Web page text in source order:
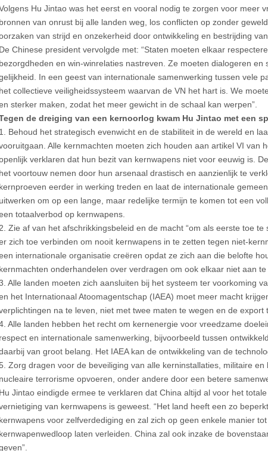
Hu Jintao was het eerst en vooral nodig te zorgen voor meer
bronnen van onrust bij alle landen weg, los conflicten op zonder
van strijd en onzekerheid door ontwikkeling en bestrijding
De Chinese president vervolgde met: “Staten moeten elkaar
bezorgdheden en win-winrelaties nastreven. Ze moeten dialogeren en
In een geest van internationale samenwerking tussen vele
het collectieve veiligheidssysteem waarvan de VN het hart is. We
sterker maken, zodat het meer gewicht in de schaal kan werpen”.
de dreiging van een kernoorlog kwam Hu Jintao met een
1. Behoud het strategisch evenwicht en de stabiliteit in de wereld en
Alle kernmachten moeten zich houden aan artikel VI van
verklaren dat hun bezit van kernwapens niet voor eeuwig is.
het voortouw nemen door hun arsenaal drastisch en aanzienlijk te
kernproeven eerder in werking treden en laat de internationale
uitwerken om op een lange, maar redelijke termijn te komen tot een
totaalverbod op kernwapens.
2. Zie af van het afschrikkingsbeleid en de macht “om als eerste toe te
zich toe verbinden om nooit kernwapens in te zetten tegen niet-
internationale organisatie creëren opdat ze zich aan die belofte
kernmachten onderhandelen over verdragen om ook elkaar niet aan te
Alle landen moeten zich aansluiten bij het systeem ter voorkoming
het Internationaal Atoomagentschap (IAEA) moet meer macht
na te leven, niet met twee maten te wegen en de export
Alle landen hebben het recht om kernenergie voor vreedzame
respect en internationale samenwerking, bijvoorbeeld tussen
van groot belang. Het IAEA kan de ontwikkeling van de
Zorg dragen voor de beveiliging van alle kerninstallaties, militaire
nucleaire terrorisme opvoeren, onder andere door een betere
Hu Jintao eindigde ermee te verklaren dat China altijd al voor het
van kernwapens is geweest. “Het land heeft een zo
kernwapens voor zelfverdediging en zal zich op geen enkele manier
kernwapenwedloop laten verleiden. China zal ook inzake de